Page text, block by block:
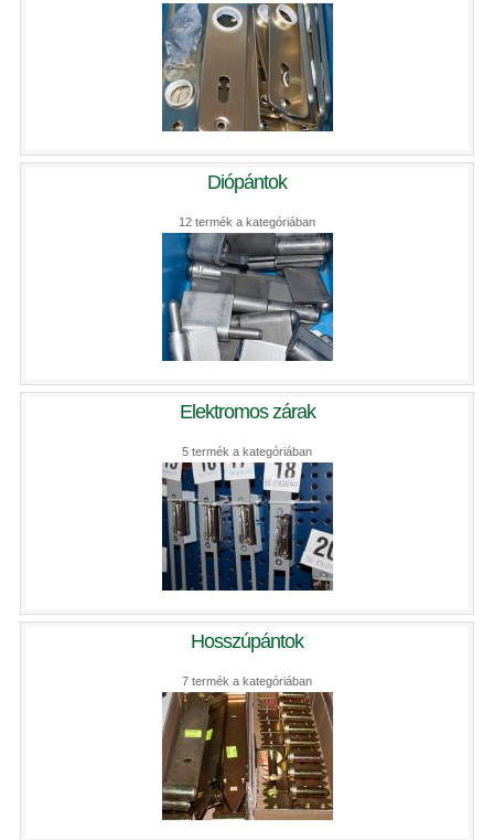
Diópántok
12 termék a kategóriában
Elektromos zárak
5 termék a kategóriában
Hosszúpántok
7 termék a kategóriában